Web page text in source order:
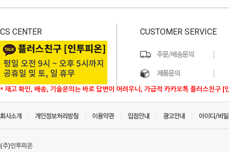
CS CENTER
* 재고 확인, 배송, 기술문의는 바로 답변이 어려우니, 가급적 카카오톡 플러스친구 [
CUSTOMER SERVICE
(주)인투피온